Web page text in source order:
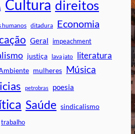
Cultura direitos
humanos ditadura Economia
Geral impeachment
justiça lava jato literatura
mulheres Música
petrobras poesia
Saúde sindicalismo
trabalho